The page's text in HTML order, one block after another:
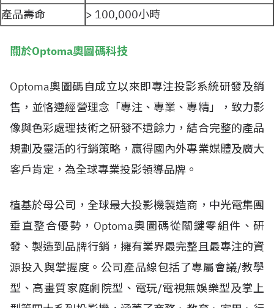
產品壽命 > 100,000小時
關於Optoma奧圖碼科技
Optoma奧圖碼自成立以來即專注投影系統研發及銷
售，並恪遵經營理念「專注、專業、專精」，致力影
像與色彩處理技術之研發不遺餘力，結合完整的產品
規劃及靈活的行銷策略，贏得國內外專業媒體及廣大
客戶肯定，為全球專業投影領導品牌。
植基於母公司，全球最大投影機製造商，中光電集團
垂直整合優勢，Optoma奧圖碼從關鍵零組件、研
發、製造到品牌行銷，擁有業界最完整且最專注的資
源投入與掌握度。公司產品線包括了專屬會議/教學
型、高畫質家庭劇院型、電玩/電視無娛樂型及掌上